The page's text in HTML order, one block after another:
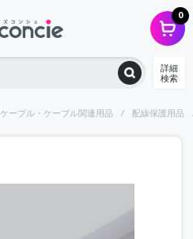
0
詳細
検索
ケーブル・ケーブル関連用品 配線保護用品